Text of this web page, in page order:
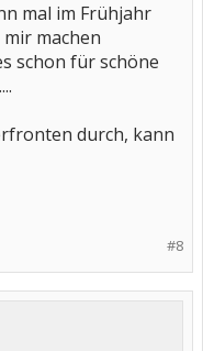
mal im Frühjahr
machen
schon für schöne
durch, kann
#8